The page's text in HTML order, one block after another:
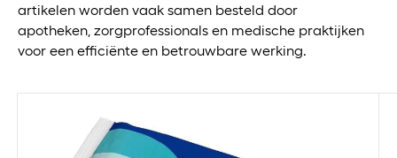
artikelen worden vaak samen besteld door
apotheken, zorgprofessionals en medische praktijken
voor een efficiënte en betrouwbare werking.